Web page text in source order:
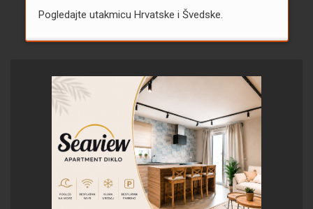
Pogledajte utakmicu Hrvatske i Švedske.